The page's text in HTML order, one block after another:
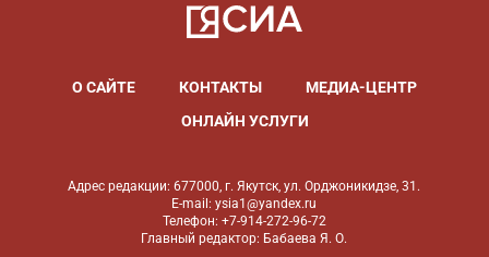
О САЙТЕ КОНТАКТЫ
МЕДИА-ЦЕНТР
ОНЛАЙН УСЛУГИ
Адрес редакции: 677000, г. Якутск, ул. Орджоникидзе, 31.
E-mail: ysia1@yandex.ru
Телефон: +7-914-272-96-72
Главный редактор: Бабаева Я. О.